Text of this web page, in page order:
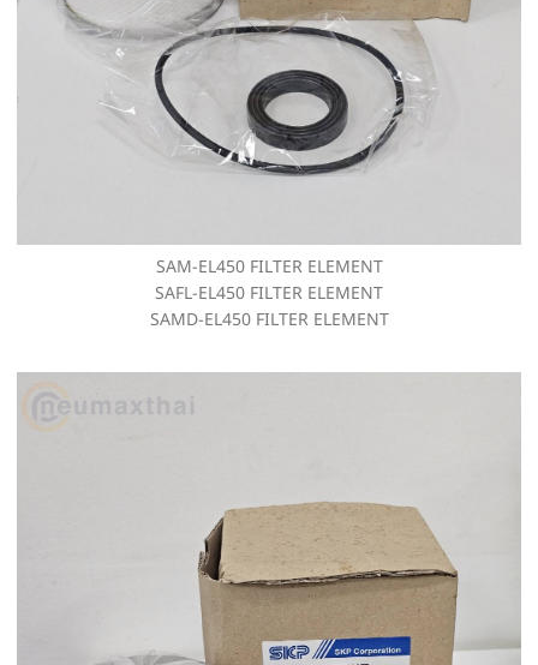
SAM-EL450 FILTER ELEMENT
SAFL-EL450 FILTER ELEMENT
SAMD-EL450 FILTER ELEMENT